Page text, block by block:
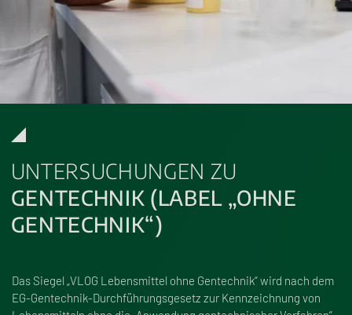
UNTERSUCHUNGEN ZU
GENTECHNIK (LABEL „OHNE
GENTECHNIK“)
Das Siegel „VLOG Lebensmittel ohne Gentechnik“ wird nach dem
EG-Gentechnik-Durchführungsgesetz zur Kennzeichnung von